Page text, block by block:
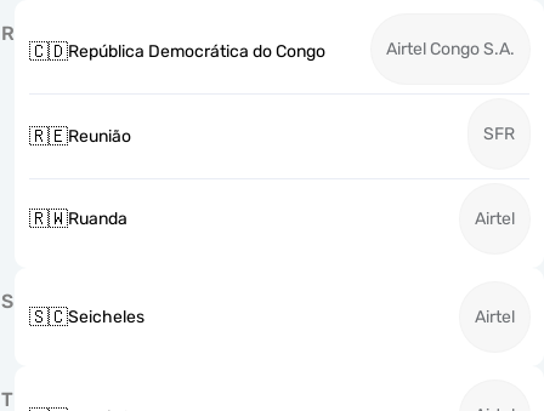
R
🇨🇩República Democrática do Congo Airtel Congo S.A.
🇷🇪Reunião SFR
🇷🇼Ruanda Airtel
S
🇸🇨Seicheles Airtel
T